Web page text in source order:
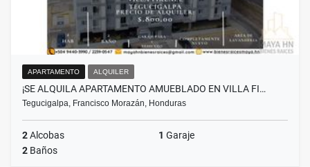
APARTAMENTO ALQUILER
¡SE ALQUILA APARTAMENTO AMUEBLADO EN VILLA FI…
Tegucigalpa, Francisco Morazán, Honduras
2Alcobas 1 Garaje
2 Baños